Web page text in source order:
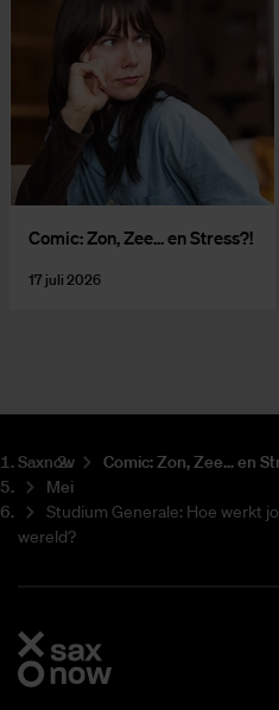
Co­mic: Zon, Zee... en Stress?!
17 juli 2026
Saxnow Co­mic: Zon, Zee... en
Mei
Studium Generale: Hoe werkt
wereld?